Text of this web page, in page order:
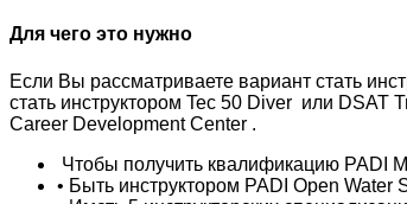
Для чего это нужно
Если Вы рассматриваете вариант стать
стать инструктором Tec 50 Diver или
Career Development Center .
Чтобы получить квалификацию PADI
• Быть инструктором PADI Open Water